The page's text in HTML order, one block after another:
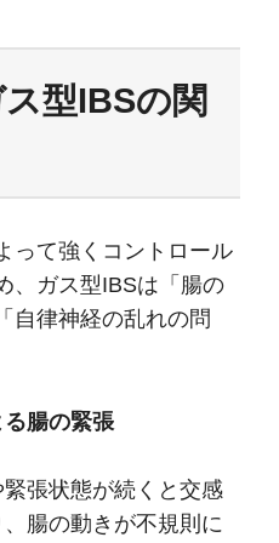
型IBSの関
って強くコントロール
、ガス型IBSは「腸の
自律神経の乱れの問
腸の緊張
張状態が続くと交感
腸の動きが不規則に